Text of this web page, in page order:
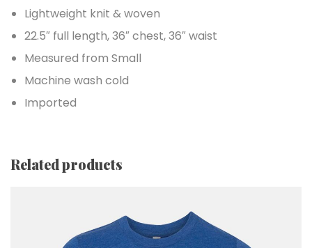
Lightweight knit & woven
22.5″ full length, 36″ chest, 36″ waist
Measured from Small
Machine wash cold
Imported
Related products